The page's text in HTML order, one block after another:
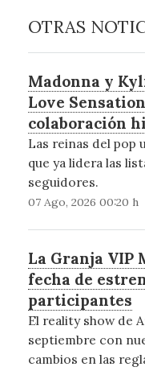
OTRAS
Madonna y
Love
colaboración
Las reinas del pop
que ya lidera las
seguidores.
07 Ago, 2026 00:20 h
La Granja VIP
fecha de
participantes
El reality show de
septiembre con
cambios en las